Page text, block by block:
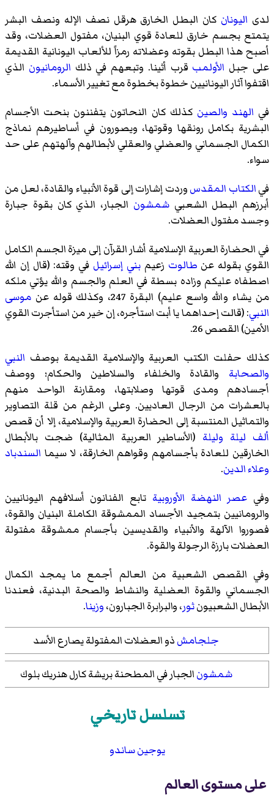
لدى اليونان كان البطل الخارق هرقل نصف الإله ونصف البشر
يتمتع بجسم خارق للعادة قوي البنيان، مفتول العضلات، وقد
أصبح هذا البطل بقوته وعضلاته رمزاً للألعاب اليونانية القديمة
على جبل الأولمب قرب أثينا. وتبعهم في ذلك الرومانيون الذي
اقتفوا آثار اليونانيين خطوة بخطوة مع تغيير الأسماء.
في الهند والصين كذلك كان النحاتون يتفننون بنحت الأجسام
البشرية بكامل رونقها وقوتها، ويصورون في أساطيرهم نماذج
الكمال الجسماني والعضلي والعقلي لأبطالهم وآلهتهم على حد
سواء.
فيالكتاب المقدسوردت إشارات إلى قوة الأنبياء والقادة، لعل من
أبرزهم البطل الشعبيشمشون الجبار، الذي كان بقوة جبارة
وجسد مفتول العضلات.
في الحضارة العربية الإسلامية أشار القرآن إلى ميزة الجسم الكامل
القوي بقوله عن طالوت زعيمبني إسرائيل في وقته: (قال إن الله
اصطفاه عليكم وزاده بسطة في العلم والجسم والله يؤتي ملكه
من يشاء والله واسع عليم) البقرة 247، وكذلك قوله عن
موسى
النبي: (قالت إحداهما يا أبت استأجره، إن خير من استأجرت القوي
الأمين) القصص 26.
كذلك حفلت الكتب العربية والإسلامية القديمة بوصف النبي
والصحابة والقادة والخلفاء والسلاطين والحكام؛ ووصف
أجسادهم ومدى قوتها وصلابتها، ومقارنة الواحد منهم
بالعشرات من الرجال العاديين. وعلى الرغم من قلة التصاوير
والتماثيل المنتسبة إلى الحضارة العربية والإسلامية، إلا أن قصص
ألف ليلة وليلة (الأساطير العربية المثالية) ضجت بالأبطال
الخارقين للعادة بأجسامهم وقواهم الخارقة، لا سيما السندباد
وعلاء الدين.
وفي عصر النهضة الأوروبية تابع الفنانون أسلافهم اليونانيين
والرومانيين بتمجيد الأجساد الممشوقة الكاملة البنيان والقوة،
فصوروا الآلهة والأنبياء والقديسين بأجسام ممشوقة مفتولة
العضلات بارزة الرجولة والقوة.
وفي القصص الشعبية من العالم أجمع ما يمجد الكمال
الجسماني والقوة العضلية والنشاط والصحة البدنية، فعندنا
الأبطال الشعبيونثور،والبرابرة الجبارون،وزينا.
جلجامشذو العضلات المفتولة يصارع الأسد
شمشونالجبار في المطحنة بريشة كارل هنريك بلوك
تسلسل تاريخي
يوجين ساندو
على مستوى العالم